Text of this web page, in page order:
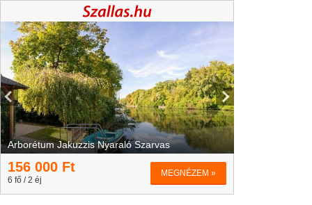
Arborétum Jakuzzis Nyaraló Szarvas
156 000 Ft
6 fő / 2 éj
MEGNÉZEM »